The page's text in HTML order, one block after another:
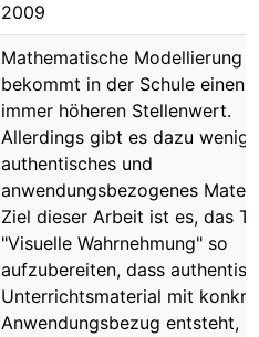
2009
Mathematische Modellierung
bekommt in der Schule einen
immer höheren Stellenwert.
Allerdings gibt es dazu wenig
authentisches und
anwendungsbezogenes
Ziel dieser Arbeit ist es, das
"Visuelle Wahrnehmung" so
aufzubereiten, dass
Unterrichtsmaterial mit
Anwendungsbezug entsteht,